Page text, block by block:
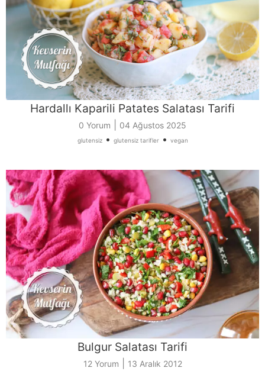
Hardallı Kaparili Patates Salatası Tarifi
0 Yorum 04 Ağustos 2025
glutensiz• glutensiz tarifler• vegan
Bulgur Salatası Tarifi
12 Yorum 13 Aralık 2012